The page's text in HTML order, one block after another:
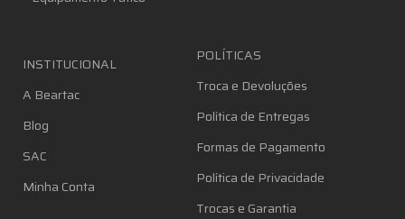
INSTITUCIONAL
A Beartac
Blog
SAC
Minha Conta
POLÍTICAS
Troca e Devoluções
Política de Entregas
Formas de Pagamento
Política de Privacidade
Trocas e Garantia